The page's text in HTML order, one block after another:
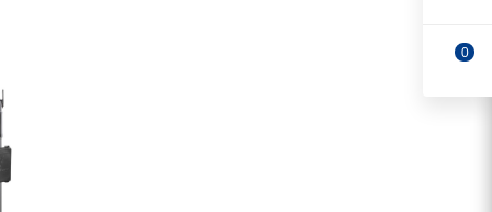
0